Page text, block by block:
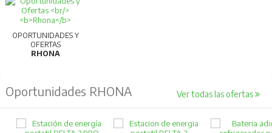
OPORTUNIDADES Y
OFERTAS
RHONA
Oportunidades RHONA Ver todas las ofertas